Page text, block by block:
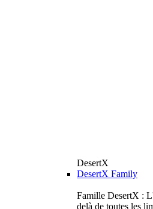
DesertX
DesertX Family
Famille DesertX :
delà de toutes les